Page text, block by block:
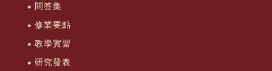
問答集
修業要點
教學實習
研究發表